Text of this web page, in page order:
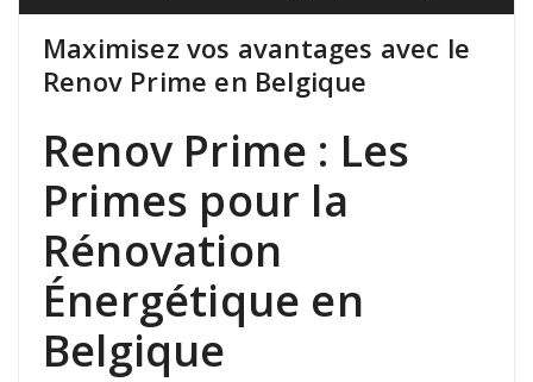
Maximisez vos avantages avec le
Renov Prime en Belgique
Renov Prime : Les
Primes pour la
Rénovation
Énergétique en
Belgique